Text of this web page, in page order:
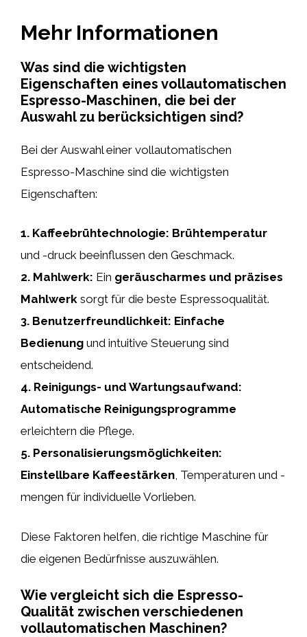
Mehr Informationen
Was sind die wichtigsten
Eigenschaften eines vollautomatischen
Espresso-Maschinen, die bei der
Auswahl zu berücksichtigen sind?
Bei der Auswahl einer vollautomatischen
Espresso-Maschine sind die wichtigsten
Eigenschaften:
1. Kaffeebrühtechnologie: Brühtemperatur
und -druck beeinflussen den Geschmack.
2. Mahlwerk: Ein geräuscharmes und präzises
Mahlwerk sorgt für die beste Espressoqualität.
3. Benutzerfreundlichkeit: Einfache
Bedienung und intuitive Steuerung sind
entscheidend.
4. Reinigungs- und Wartungsaufwand:
Automatische Reinigungsprogramme
erleichtern die Pflege.
5. Personalisierungsmöglichkeiten:
Einstellbare Kaffeestärken, Temperaturen und -
mengen für individuelle Vorlieben.
Diese Faktoren helfen, die richtige Maschine für
die eigenen Bedürfnisse auszuwählen.
Wie vergleicht sich die Espresso-
Qualität zwischen verschiedenen
vollautomatischen Maschinen?